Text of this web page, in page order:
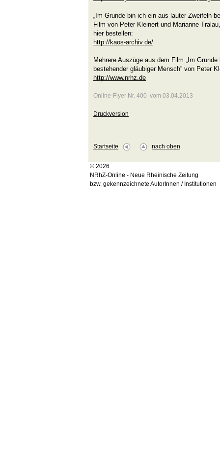
„Im Grunde bin ich ein aus lauter Zweifeln
Film von Peter Kleinert und Marianne
hier bestellen:
http://kaos-archiv.de/
Mehrere Auszüge aus dem Film „Im
bestehender gläubiger Mensch” von Peter
http://www.nrhz.de
Online-Flyer Nr. 400 vom 03.04.2013
Druckversion
Startseite nach oben
© 2026
NRhZ-Online - Neue Rheinische Zeitung
bzw. gekennzeichnete AutorInnen / Institutionen